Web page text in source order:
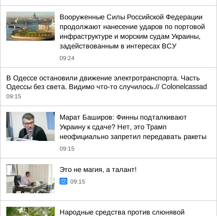
Вооруженные Силы Российской Федерации
продолжают нанесение ударов по портовой
инфраструктуре и морским судам Украины,
задействованным в интересах ВСУ
09:24
В Одессе остановили движение электротранспорта. Часть
Одессы без света. Видимо что-то случилось.// Colonelcassad
09:15
Марат Баширов: Финны подталкивают
Украину к сдаче? Нет, это Трамп
неофициально запретил передавать ракеты
09:15
Это не магия, а талант!
09:15
Народные средства против слюнявой